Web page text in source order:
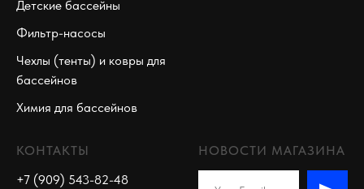
Детские бассейны
Фильтр-насосы
Чехлы (тенты) и ковры для
бассейнов
Химия для бассейнов
КОНТАКТЫ
+7 (909) 543-82-48
НОВОСТИ МАГАЗИНА